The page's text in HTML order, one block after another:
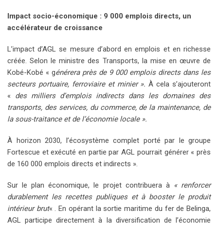
Impact socio-économique : 9 000 emplois directs, un
accélérateur de croissance
L’impact d’AGL se mesure d’abord en emplois et en richesse
créée. Selon le ministre des Transports, la mise en œuvre de
Kobé-Kobé « générera près de 9 000 emplois directs dans les
secteurs portuaire, ferroviaire et minier ». À cela s’ajouteront
« des milliers d’emplois indirects dans les domaines des
transports, des services, du commerce, de la maintenance, de
la sous-traitance et de l’économie locale ».
À horizon 2030, l’écosystème complet porté par le groupe
Fortescue et exécuté en partie par AGL pourrait générer « près
de 160 000 emplois directs et indirects ».
Sur le plan économique, le projet contribuera à « renforcer
durablement les recettes publiques et à booster le produit
intérieur brut« . En opérant la sortie maritime du fer de Belinga,
AGL participe directement à la diversification de l’économie